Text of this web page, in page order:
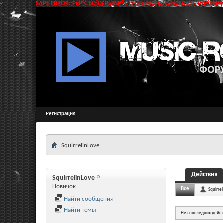
SAPE ERROR: РќР°СЂСѓС€РµРЅР° С†РµР»РѕСЃС‚РЅРѕСЃС‚СЊ
Регистрация
SquirrelinLove
SquirrelinLove
Новичок
Найти сообщения
Найти темы
Действия
Все
Нет последних